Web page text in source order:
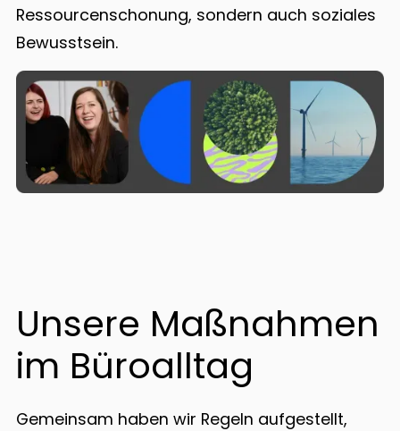
Ressourcenschonung, sondern auch soziales
Bewusstsein.
Unsere Maßnahmen
im Büroalltag
Gemeinsam haben wir Regeln aufgestellt,